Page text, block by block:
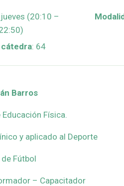
(20:10 –
cátedra: 64
Barros
Física.
y aplicado al Deporte
de Fútbol
– Capacitador